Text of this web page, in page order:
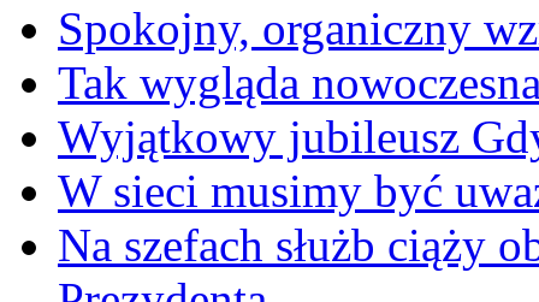
Spokojny, organiczny
Tak wygląda
Wyjątkowy jubileusz
W sieci musimy być
Na szefach służb ciąży